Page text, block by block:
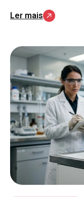
aspectos
Ler mais